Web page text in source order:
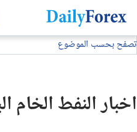
بيان إعلاني
تصفح بحسب الموضوع
اخبار النفط
اخبار النفط الخام